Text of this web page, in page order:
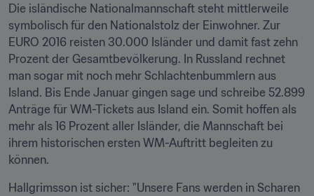
Die isländische Nationalmannschaft steht mittlerweile
symbolisch für den Nationalstolz der Einwohner. Zur
EURO 2016 reisten 30.000 Isländer und damit fast zehn
Prozent der Gesamtbevölkerung. In Russland rechnet
man sogar mit noch mehr Schlachtenbummlern aus
Island. Bis Ende Januar gingen sage und schreibe 52.899
Anträge für WM-Tickets aus Island ein. Somit hoffen als
mehr als 16 Prozent aller Isländer, die Mannschaft bei
ihrem historischen ersten WM-Auftritt begleiten zu
können.
Hallgrimsson ist sicher: "Unsere Fans werden in Scharen